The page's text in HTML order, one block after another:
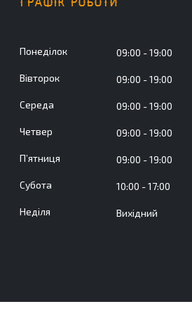
ГРАФІК РОБОТИ
Понеділок 09:00 19:00
Вівторок 09:00 19:00
Середа 09:00 19:00
Четвер 09:00 19:00
Пʼятниця 09:00 19:00
Субота 10:00 17:00
Неділя Вихідний